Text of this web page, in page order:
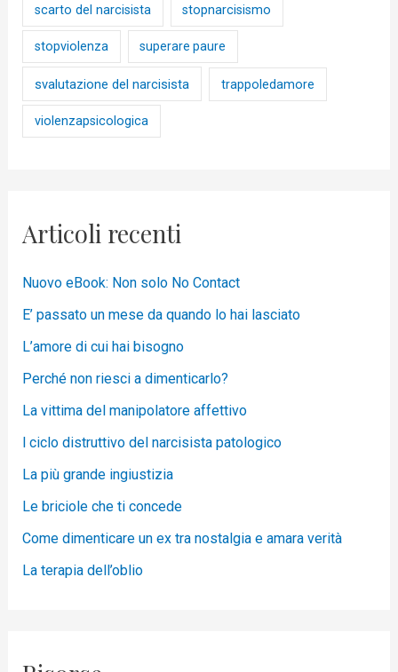
scarto del narcisista stopnarcisismo
stopviolenza superare paure
svalutazione del narcisista trappoledamore
violenzapsicologica
Articoli recenti
Nuovo eBook: Non solo No Contact
E’ passato un mese da quando lo hai lasciato
L’amore di cui hai bisogno
Perché non riesci a dimenticarlo?
La vittima del manipolatore affettivo
l ciclo distruttivo del narcisista patologico
La più grande ingiustizia
Le briciole che ti concede
Come dimenticare un ex tra nostalgia e amara verità
La terapia dell’oblio